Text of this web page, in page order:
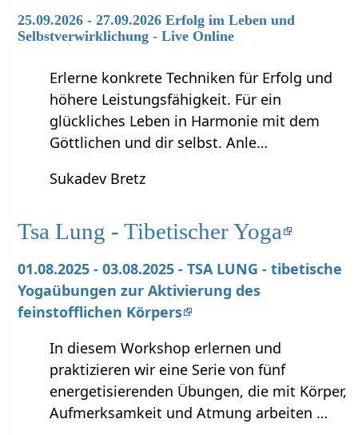
25.09.2026 - 27.09.2026 Erfolg im Leben und
Selbstverwirklichung - Live Online
Erlerne konkrete Techniken für Erfolg und
höhere Leistungsfähigkeit. Für ein
glückliches Leben in Harmonie mit dem
Göttlichen und dir selbst. Anle…
Sukadev Bretz
Tsa Lung - Tibetischer Yoga
01.08.2025 - 03.08.2025 - TSA LUNG - tibetische
Yogaübungen zur Aktivierung des
feinstofflichen Körpers
In diesem Workshop erlernen und
praktizieren wir eine Serie von fünf
energetisierenden Übungen, die mit Körper,
Aufmerksamkeit und Atmung arbeiten …